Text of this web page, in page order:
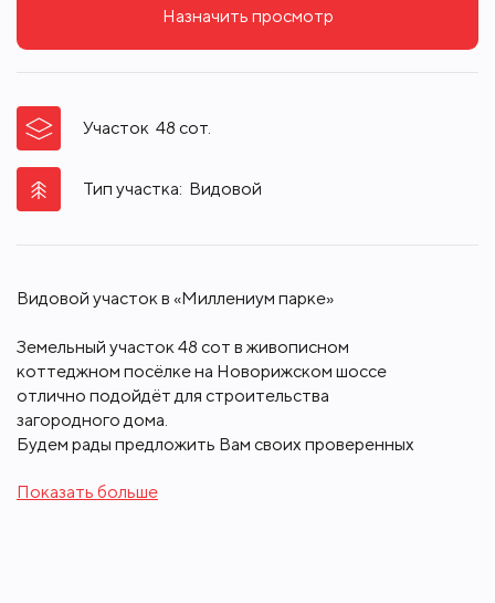
Назначить просмотр
Участок 48 сот.
Тип участка: Видовой
Видовой участок в «Миллениум парке»
Земельный участок 48 сот в живописном
коттеджном посёлке на Новорижском шоссе
отлично подойдёт для строительства
загородного дома.
Будем рады предложить Вам своих проверенных
ландшафтному дизайну.
Показать больше